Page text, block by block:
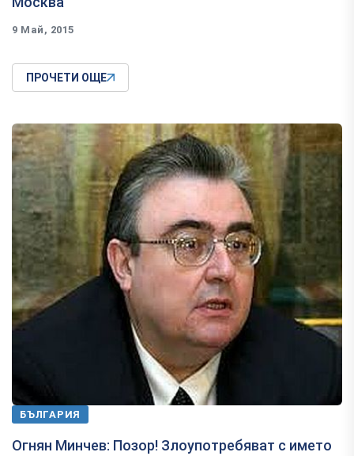
9 Май, 2015
ПРОЧЕТИ ОЩЕ
БЪЛГАРИЯ
Огнян Минчев: Позор! Злоупотребяват с името